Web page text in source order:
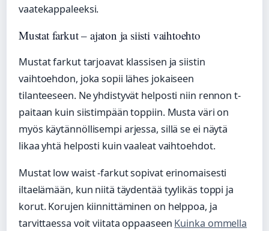
vaatekappaleeksi.
Mustat farkut – ajaton ja siisti vaihtoehto
Mustat farkut tarjoavat klassisen ja siistin
vaihtoehdon, joka sopii lähes jokaiseen
tilanteeseen. Ne yhdistyvät helposti niin rennon t-
paitaan kuin siistimpään toppiin. Musta väri on
myös käytännöllisempi arjessa, sillä se ei näytä
likaa yhtä helposti kuin vaaleat vaihtoehdot.
Mustat low waist -farkut sopivat erinomaisesti
iltaelämään, kun niitä täydentää tyylikäs toppi ja
korut. Korujen kiinnittäminen on helppoa, ja
tarvittaessa voit viitata oppaaseen Kuinka ommella